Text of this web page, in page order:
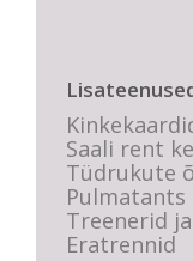
Saali rent
Tüdrukute
Treenerid
Eratrennid